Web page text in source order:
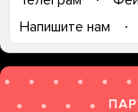
Напишите нам